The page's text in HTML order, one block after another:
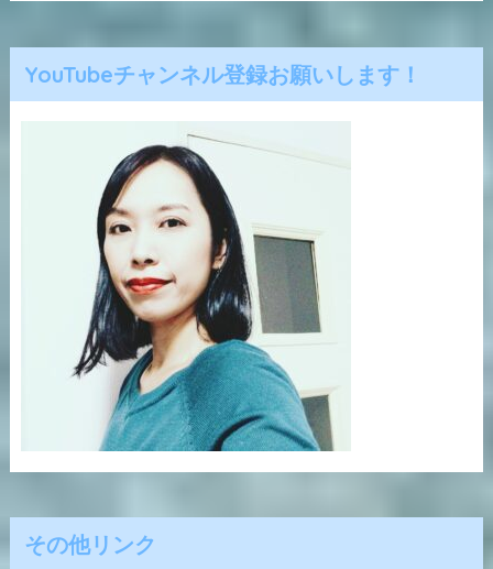
YouTubeチャンネル登録お願いします！
その他リンク